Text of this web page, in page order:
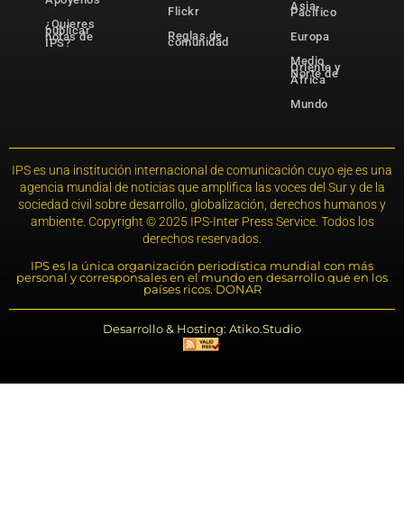
¿Quieres
publicar
notas de
IPS?
Flickr
Reglas de
comunidad
Asia-
Pacífico
Europa
Medio
Oriente y
Norte de
África
Mundo
IPS es una institución internacional de comunicación cuyo eje es una
agencia mundial de noticias que amplifica las voces del Sur y de la
sociedad civil sobre desarrollo, globalización, derechos humanos y
ambiente. Copyright © 2025 IPS-Inter Press Service. Todos los
derechos reservados.
IPS es la única organización periodística mundial con más
personal y corresponsales en el mundo en desarrollo que en los
países ricos. DONAR
Desarrollo & Hosting: Atiko.Studio